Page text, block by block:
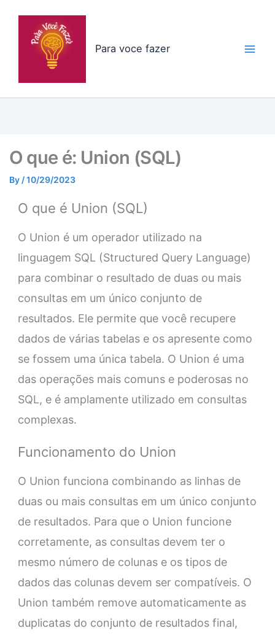
Para voce fazer
O que é: Union (SQL)
By /10/29/2023
O que é Union (SQL)
O Union é um operador utilizado na
linguagem SQL (Structured Query Language)
para combinar o resultado de duas ou mais
consultas em um único conjunto de
resultados. Ele permite que você recupere
dados de várias tabelas e os apresente como
se fossem uma única tabela. O Union é uma
das operações mais comuns e poderosas no
SQL, e é amplamente utilizado em consultas
complexas.
Funcionamento do Union
O Union funciona combinando as linhas de
duas ou mais consultas em um único conjunto
de resultados. Para que o Union funcione
corretamente, as consultas devem ter o
mesmo número de colunas e os tipos de
dados das colunas devem ser compatíveis. O
Union também remove automaticamente as
duplicatas do conjunto de resultados final,